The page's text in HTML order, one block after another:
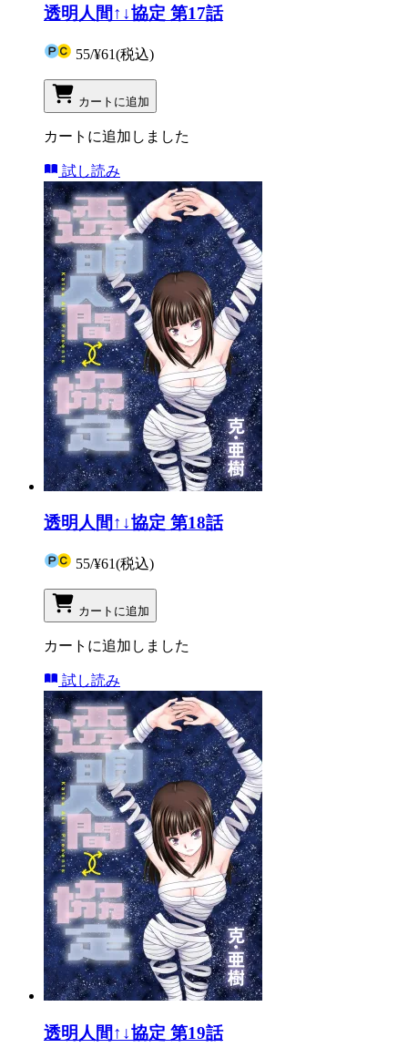
透明人間↑↓協定 第17話
55/¥61(税込)
カートに追加
カートに追加しました
試し読み
透明人間↑↓協定 第18話
55/¥61(税込)
カートに追加
カートに追加しました
試し読み
透明人間↑↓協定 第19話